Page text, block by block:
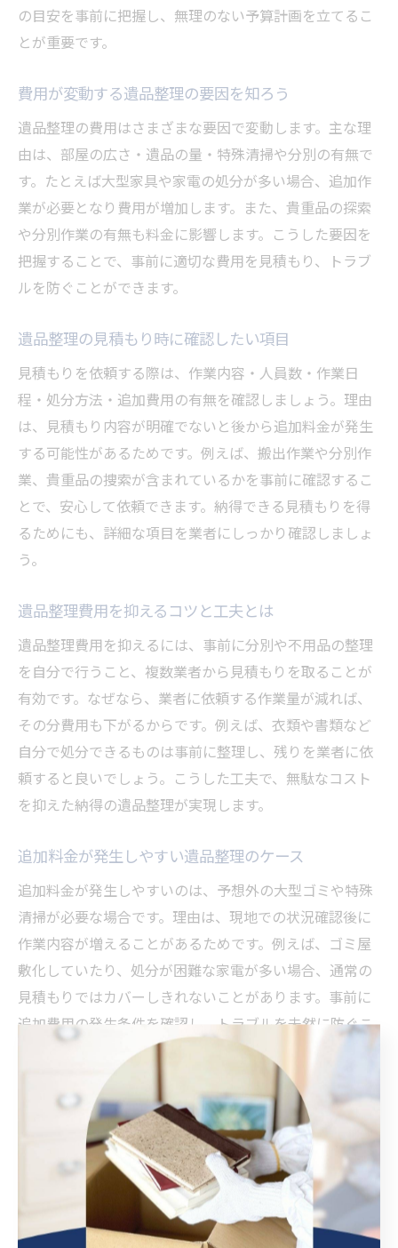
の目安を事前に把握し、無理のない予算計画を立てるこ
とが重要です。
費用が変動する遺品整理の要因を知ろう
遺品整理の費用はさまざまな要因で変動します。主な理
由は、部屋の広さ・遺品の量・特殊清掃や分別の有無で
す。たとえば大型家具や家電の処分が多い場合、追加作
業が必要となり費用が増加します。また、貴重品の探索
や分別作業の有無も料金に影響します。こうした要因を
把握することで、事前に適切な費用を見積もり、トラブ
ルを防ぐことができます。
遺品整理の見積もり時に確認したい項目
見積もりを依頼する際は、作業内容・人員数・作業日
程・処分方法・追加費用の有無を確認しましょう。理由
は、見積もり内容が明確でないと後から追加料金が発生
する可能性があるためです。例えば、搬出作業や分別作
業、貴重品の捜索が含まれているかを事前に確認するこ
とで、安心して依頼できます。納得できる見積もりを得
るためにも、詳細な項目を業者にしっかり確認しましょ
う。
遺品整理費用を抑えるコツと工夫とは
遺品整理費用を抑えるには、事前に分別や不用品の整理
を自分で行うこと、複数業者から見積もりを取ることが
有効です。なぜなら、業者に依頼する作業量が減れば、
その分費用も下がるからです。例えば、衣類や書類など
自分で処分できるものは事前に整理し、残りを業者に依
頼すると良いでしょう。こうした工夫で、無駄なコスト
を抑えた納得の遺品整理が実現します。
追加料金が発生しやすい遺品整理のケース
追加料金が発生しやすいのは、予想外の大型ゴミや特殊
清掃が必要な場合です。理由は、現地での状況確認後に
作業内容が増えることがあるためです。例えば、ゴミ屋
敷化していたり、処分が困難な家電が多い場合、通常の
見積もりではカバーしきれないことがあります。事前に
追加費用の発生条件を確認し、トラブルを未然に防ぐこ
遺品整理の費用相談と比較方法を紹介
遺品整理の費用相談では、複数の業者から見積もりを取
得し、内容やサービスを比較することが大切です。こう
することで、費用やサービス内容に納得しやすくなりま
す。例えば、見積もり時にサービス内容・追加料金の有
無・作業後のアフターフォローなどを比較し、自分に合